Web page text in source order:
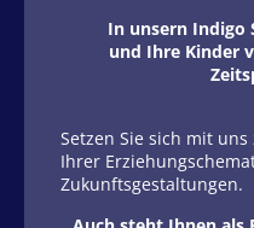
In unsern Indigo
und Ihre Kinder
Setzen Sie sich mit
Ihrer
Zukunftsgestaltungen.